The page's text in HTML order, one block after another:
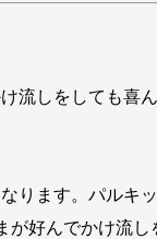
流しをしても喜
ります。パルキ
好んでかけ流